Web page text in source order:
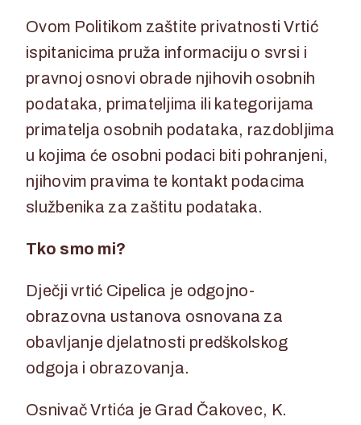
Ovom Politikom zaštite privatnosti Vrtić
ispitanicima pruža informaciju o svrsi i
pravnoj osnovi obrade njihovih osobnih
podataka, primateljima ili kategorijama
primatelja osobnih podataka, razdobljima
u kojima će osobni podaci biti pohranjeni,
njihovim pravima te kontakt podacima
službenika za zaštitu podataka.
Tko smo mi?
Dječji vrtić Cipelica je odgojno-
obrazovna ustanova osnovana za
obavljanje djelatnosti predškolskog
odgoja i obrazovanja.
Osnivač Vrtića je Grad Čakovec, K.